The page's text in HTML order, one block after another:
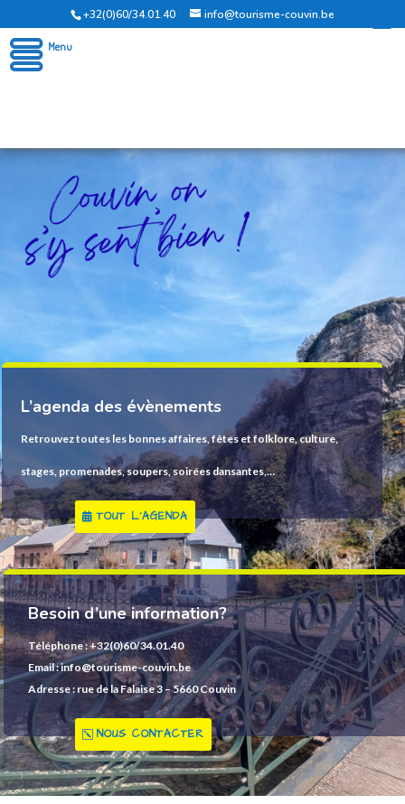
+32(0)60/34.01.40 info@tourisme-couvin.be
L’agenda des évènements
Retrouvez toutes les bonnes affaires, fêtes et folklore, culture,
stages, promenades, soupers, soirées dansantes,…
TOUT L'AGENDA
Besoin d’une information?
Téléphone : +32(0)60/34.01.40
Email : info@tourisme-couvin.be
Adresse : rue de la Falaise 3 – 5660 Couvin
NOUS CONTACTER
Menu
Office du Tourisme de Couvin